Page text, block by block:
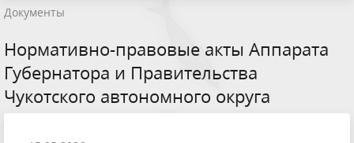
Документы
Нормативно-правовые акты Аппарата
Губернатора и Правительства
Чукотского автономного округа